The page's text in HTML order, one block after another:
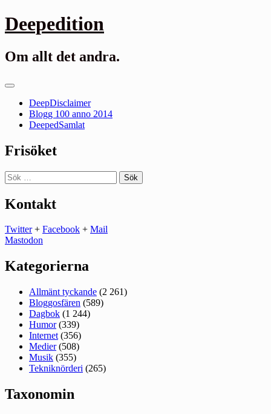
Gå
till
Deepedition
Om allt det andra.
Primär
DeepDisclaimer
Blogg 100 anno 2014
DeepedSamlat
Frisöket
Sök
efter:
Kontakt
Twitter+ Facebook + Mail
Mastodon
Kategorierna
Allmänt tyckande (2 261)
Bloggosfären (589)
Dagbok (1 244)
Humor(339)
Internet (356)
Medier(508)
Musik (355)
Tekniknörderi (265)
Taxonomin